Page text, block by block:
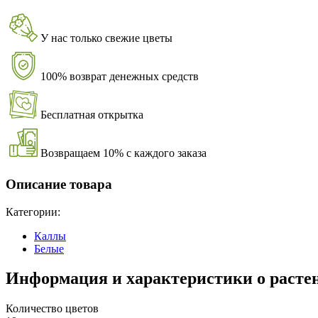
У нас только свежие цветы
100% возврат денежных средств
Бесплатная открытка
Возвращаем 10% с каждого заказа
Описание товара
Категории:
Каллы
Белые
Информация и характеристики о
Количество цветов